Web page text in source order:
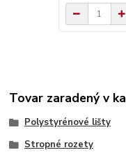
Tovar zaradený v
Polystyrénové lišty
Stropné rozety